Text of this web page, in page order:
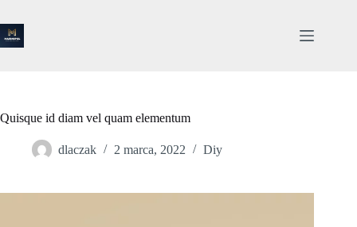
treści
Quisque id diam vel quam elementum
dlaczak 2 marca, 2022 Diy